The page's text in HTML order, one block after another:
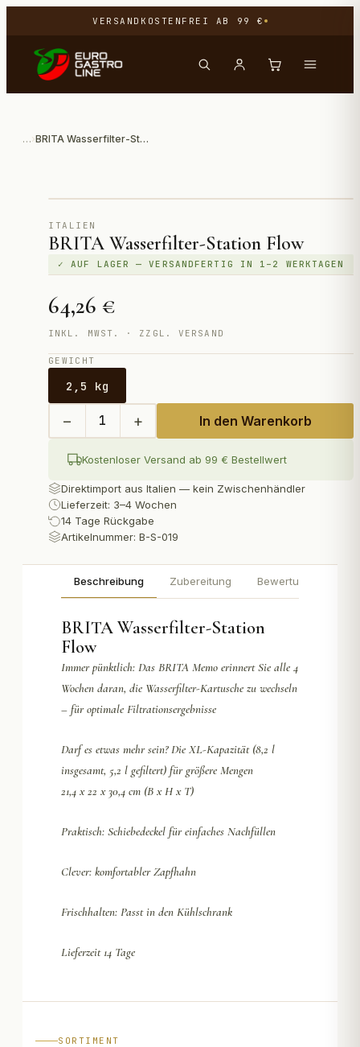
VERSANDKOSTENFREI AB 99 €
…› BRITA Wasserfilter-Station Flow
ITALIEN
BRITA Wasserfilter-Station Flow
✓ AUF LAGER — VERSANDFERTIG IN 1–2 WERKTAGEN
64,26 €
INKL. MWST. · ZZGL. VERSAND
GEWICHT
2,5 kg
− 1 + In den Warenkorb
Kostenloser Versand ab 99 € Bestellwert
Direktimport aus Italien — kein Zwischenhändler
Lieferzeit: 3–4 Wochen
14 Tage Rückgabe
Artikelnummer: B-S-019
Beschreibung Zubereitung Bewertungen
BRITA Wasserfilter-Station
Flow
Immer pünktlich: Das BRITA Memo erinnert Sie alle 4
Wochen daran, die Wasserfilter-Kartusche zu wechseln
– für optimale Filtrationsergebnisse
Darf es etwas mehr sein? Die XL-Kapazität (8,2 l
insgesamt, 5,2 l gefiltert) für größere Mengen
21,4 x 22 x 30,4 cm (B x H x T)
Praktisch: Schiebedeckel für einfaches Nachfüllen
Clever: komfortabler Zapfhahn
Frischhalten: Passt in den Kühlschrank
Lieferzeit 14 Tage
SORTIMENT